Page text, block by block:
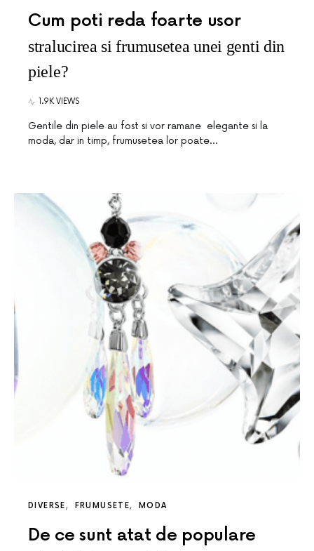
Cum poti reda foarte usor
stralucirea si frumusetea unei genti din
piele?
1.9K VIEWS
Gentile din piele au fost si vor ramane elegante si la
moda, dar in timp, frumusetea lor poate…
DIVERSE FRUMUSETE MODA
De ce sunt atat de populare